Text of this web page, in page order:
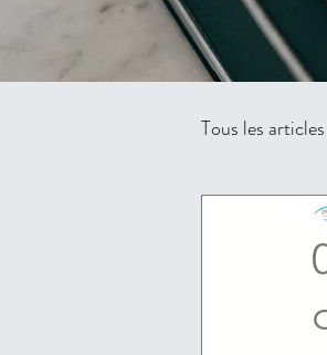
Tous les articles